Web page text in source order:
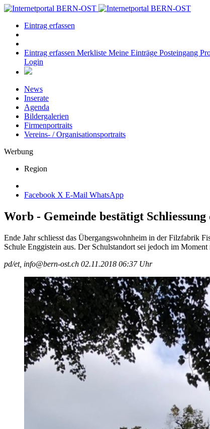
Eintrag erfassen
Eintrag erfassen Merkliste Meine Einträge Posteingang
Login
News
Inserate
Agenda
Bildergalerien
Firmenportraits
Vereins- / Organisationsportraits
Werbung
Region
Facebook X E-Mail WhatsApp
Worb - Gemeinde bestätigt
Ende Jahr schliesst das Übergangswohnheim in der Filzfabrik
Schule Enggistein aus. Der Schulstandort sei jedoch im
pd/et, info@bern-ost.ch 02.11.2018 06:37 Uhr